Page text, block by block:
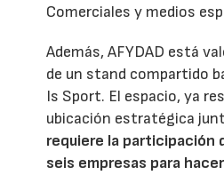
Comerciales y medios
Además, AFYDAD está
de un stand compartido
Is Sport. El espacio, ya
ubicación estratégica
requiere la participación
seis empresas para